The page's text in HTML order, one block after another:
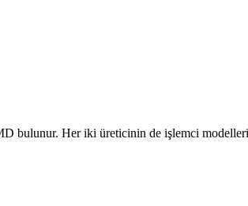
bulunur. Her iki üreticinin de işlemci